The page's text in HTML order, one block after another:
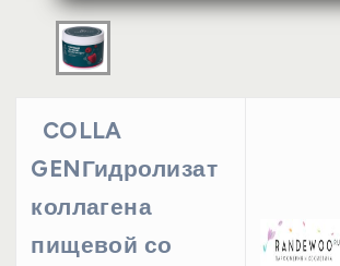
COLLA
GENГидролизат
коллагена
пищевой со